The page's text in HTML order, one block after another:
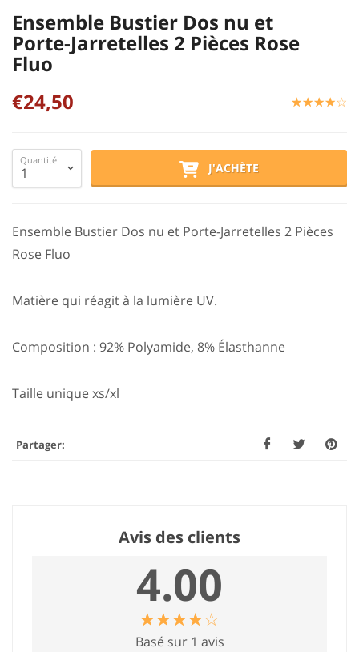
Ensemble Bustier Dos nu et
Porte-Jarretelles 2 Pièces Rose
Fluo
€24,50
☆☆☆☆☆
★★★★★
Quantité
J'ACHÈTE
Ensemble Bustier Dos nu et Porte-Jarretelles 2 Pièces
Rose Fluo
Matière qui réagit à la lumière UV.
Composition : 92% Polyamide, 8% Élasthanne
Taille unique xs/xl
Partager:
Avis des clients
4.00
☆☆☆☆☆
★★★★★
Basé sur 1 avis